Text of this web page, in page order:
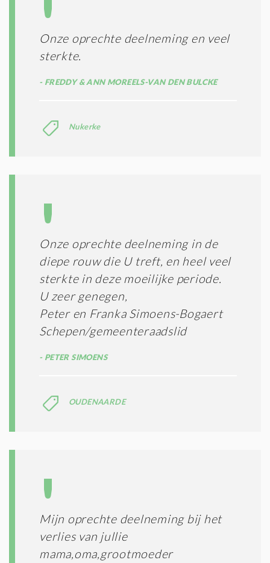
Onze oprechte deelneming en veel
sterkte.
FREDDY & ANN MOREELS-VAN DEN BULCKE
Nukerke
Onze oprechte deelneming in de
diepe rouw die U treft, en heel veel
sterkte in deze moeilijke periode.
U zeer genegen,
Peter en Franka Simoens-Bogaert
Schepen/gemeenteraadslid
PETER SIMOENS
OUDENAARDE
Mijn oprechte deelneming bij het
verlies van jullie
mama,oma,grootmoeder